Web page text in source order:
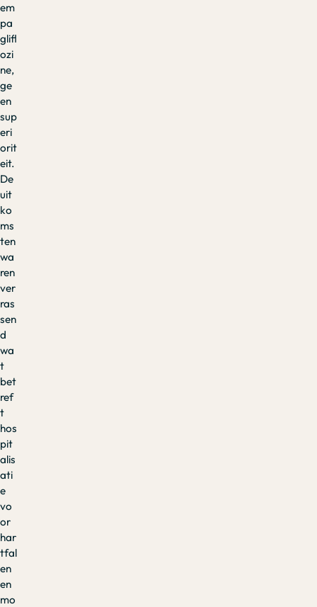
em
pa
glifl
ozi
ne,
ge
en
sup
eri
orit
eit.
De
uit
ko
ms
ten
wa
ren
ver
ras
sen
d
wa
t
bet
ref
t
hos
pit
alis
ati
e
vo
or
har
tfal
en
en
mo